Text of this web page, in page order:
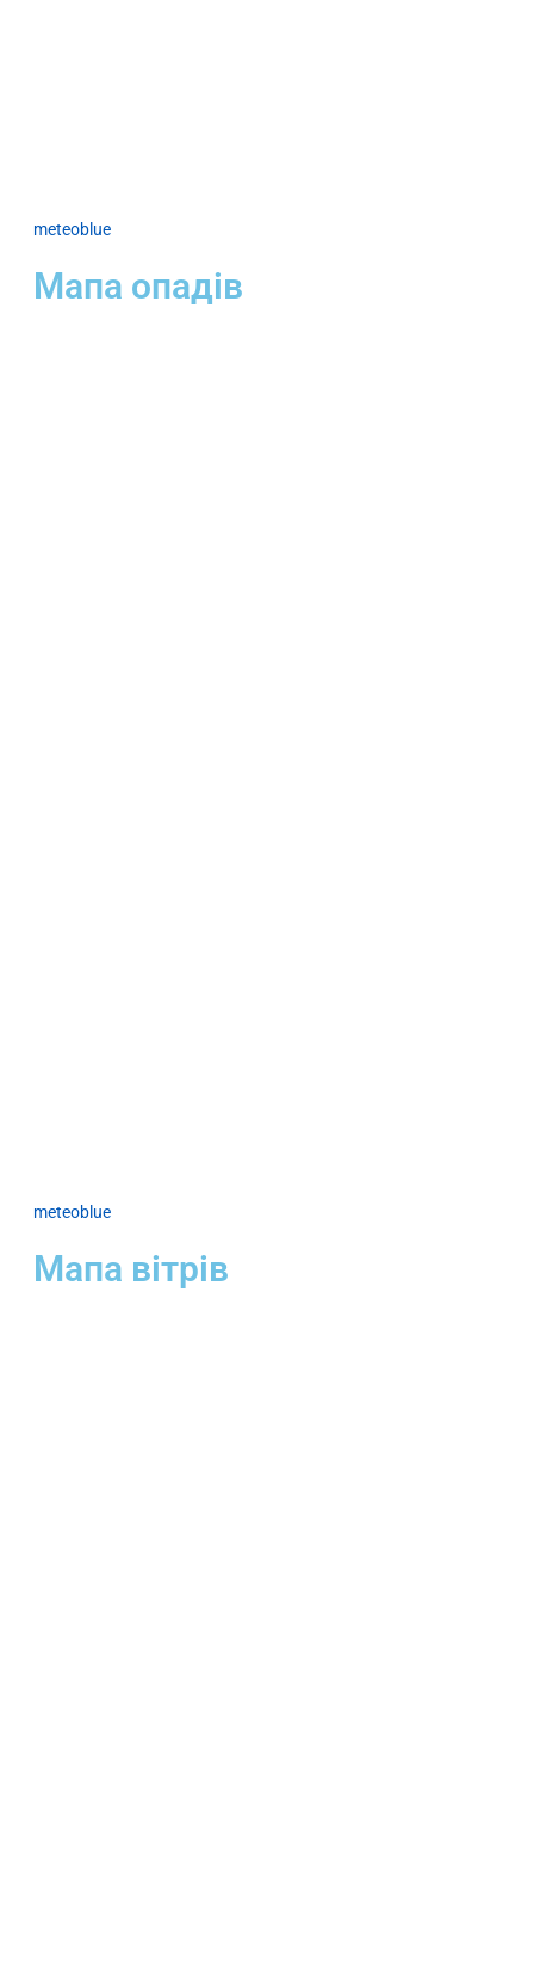
meteoblue
Мапа опадів
meteoblue
Мапа вітрів